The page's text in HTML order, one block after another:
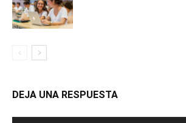
DEJA UNA RESPUESTA